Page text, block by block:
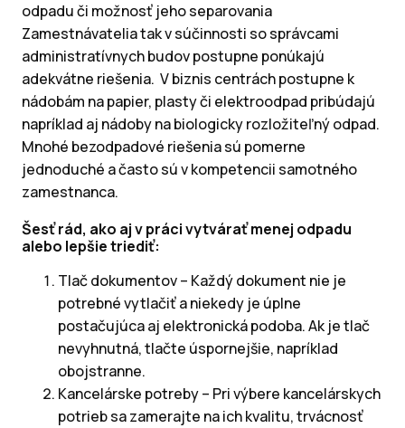
odpadu či možnosť jeho separovania
Zamestnávatelia tak v súčinnosti so správcami
administratívnych budov postupne ponúkajú
adekvátne riešenia. V biznis centrách postupne k
nádobám na papier, plasty či elektroodpad pribúdajú
napríklad aj nádoby na biologicky rozložiteľný odpad.
Mnohé bezodpadové riešenia sú pomerne
jednoduché a často sú v kompetencii samotného
zamestnanca.
Šesť rád, ako aj v práci vytvárať menej odpadu
alebo lepšie triediť:
Tlač dokumentov – Každý dokument nie je
potrebné vytlačiť a niekedy je úplne
postačujúca aj elektronická podoba. Ak je tlač
nevyhnutná, tlačte úspornejšie, napríklad
obojstranne.
Kancelárske potreby – Pri výbere kancelárskych
potrieb sa zamerajte na ich kvalitu, trvácnosť